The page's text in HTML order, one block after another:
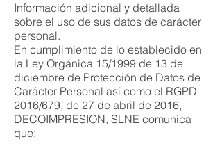
Información adicional y detallada
sobre el uso de sus datos de carácter
personal.
En cumplimiento de lo establecido en
la Ley Orgánica 15/1999 de 13 de
diciembre de Protección de Datos de
Carácter Personal así como el RGPD
2016/679, de 27 de abril de 2016,
DECOIMPRESION, SLNE comunica
que: